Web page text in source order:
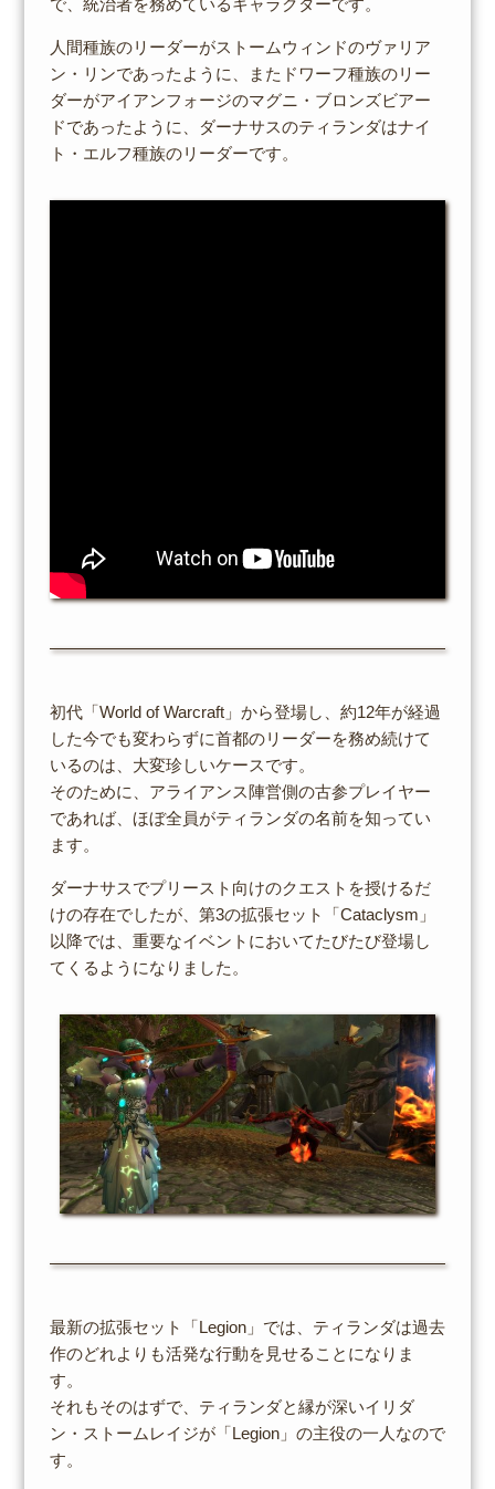
で、統治者を務めているキャラクターです。
人間種族のリーダーがストームウィンドのヴァリア
ン・リンであったように、またドワーフ種族のリー
ダーがアイアンフォージのマグニ・ブロンズビアー
ドであったように、ダーナサスのティランダはナイ
ト・エルフ種族のリーダーです。
初代「World of Warcraft」から登場し、約12年が経過
した今でも変わらずに首都のリーダーを務め続けて
いるのは、大変珍しいケースです。
そのために、アライアンス陣営側の古参プレイヤー
であれば、ほぼ全員がティランダの名前を知ってい
ます。
ダーナサスでプリースト向けのクエストを授けるだ
けの存在でしたが、第3の拡張セット「Cataclysm」
以降では、重要なイベントにおいてたびたび登場し
てくるようになりました。
最新の拡張セット「Legion」では、ティランダは過去
作のどれよりも活発な行動を見せることになりま
す。
それもそのはずで、ティランダと縁が深いイリダ
ン・ストームレイジが「Legion」の主役の一人なので
す。